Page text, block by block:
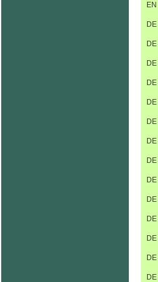
EN
DE
DE
DE
DE
DE
DE
DE
DE
DE
DE
DE
DE
DE
DE